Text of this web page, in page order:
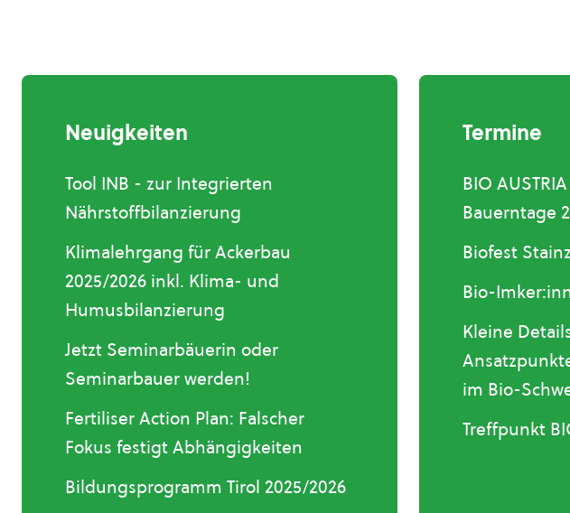
Neuigkeiten
Tool INB - zur Integrierten
Nährstoffbilanzierung
Klimalehrgang für Ackerbau
2025/2026 inkl. Klima- und
Humusbilanzierung
Jetzt Seminarbäuerin oder
Seminarbauer werden!
Fertiliser Action Plan: Falscher
Fokus festigt Abhängigkeiten
Bildungsprogramm Tirol 2025/2026
Termine
BIO
Bauerntage
Biofest
Bio-
Kleine
im Bio-
Treffpunkt